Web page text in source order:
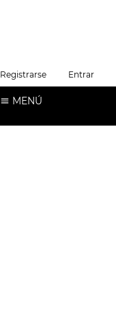
Registrarse Entrar
MENÚ